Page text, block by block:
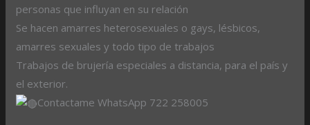
personas que influyan en su relación
Se hacen amarres heterosexuales o gays, lésbicos,
amarres sexuales y todo tipo de trabajos
Trabajos de brujería especiales a distancia, para el país y
el exterior.
Contactame WhatsApp 722 258005